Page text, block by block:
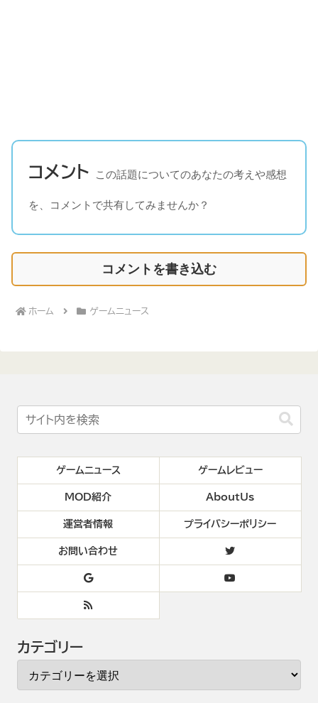
コメント この話題についてのあなたの考えや感想
を、コメントで共有してみませんか？
コメントを書き込む
ホーム ゲームニュース
ゲームニュース ゲームレビュー
MOD紹介 AboutUs
運営者情報 プライバシーポリシー
お問い合わせ
カテゴリー